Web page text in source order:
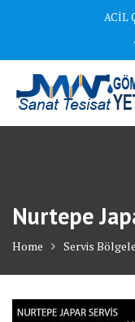
ACİL
Nurtepe
Home Servis